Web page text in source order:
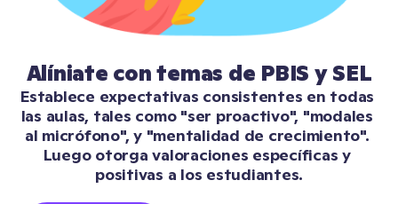
Alíniate con temas de PBIS y SEL
Establece expectativas consistentes en todas
las aulas, tales como "ser proactivo", "modales
al micrófono", y "mentalidad de crecimiento".
Luego otorga valoraciones específicas y
positivas a los estudiantes.